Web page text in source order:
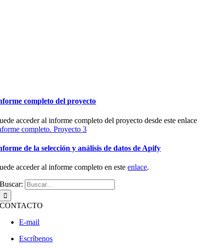
completo del proyecto
acceder al informe completo del proyecto desde este enlace
completo. Proyecto 3
de la selección y análisis de datos de Apify
acceder al informe completo en esteenlace.
Buscar:
CONTACTO
E-mail
Escríbenos